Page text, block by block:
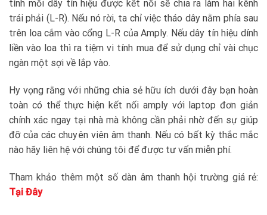
tính mỗi dây tín hiệu được kết nối sẽ chia ra làm hai kênh
trái phải (L-R). Nếu nó rời, ta chỉ việc tháo dây nằm phía sau
trên loa cắm vào cổng L-R của Amply. Nếu dây tín hiệu dính
liền vào loa thì ra tiệm vi tính mua để sử dụng chỉ vài chục
ngàn một sợi về lắp vào.
Hy vọng rằng với những chia sẻ hữu ích dưới đây bạn hoàn
toàn có thể thực hiện kết nối amply với laptop đơn giản
chính xác ngay tại nhà mà không cần phải nhờ đến sự giúp
đỡ của các chuyên viên âm thanh. Nếu có bất kỳ thắc mắc
nào hãy liên hệ với chúng tôi để được tư vấn miễn phí.
Tham khảo thêm một số dàn âm thanh hội trường giá rẻ:
Tại Đây